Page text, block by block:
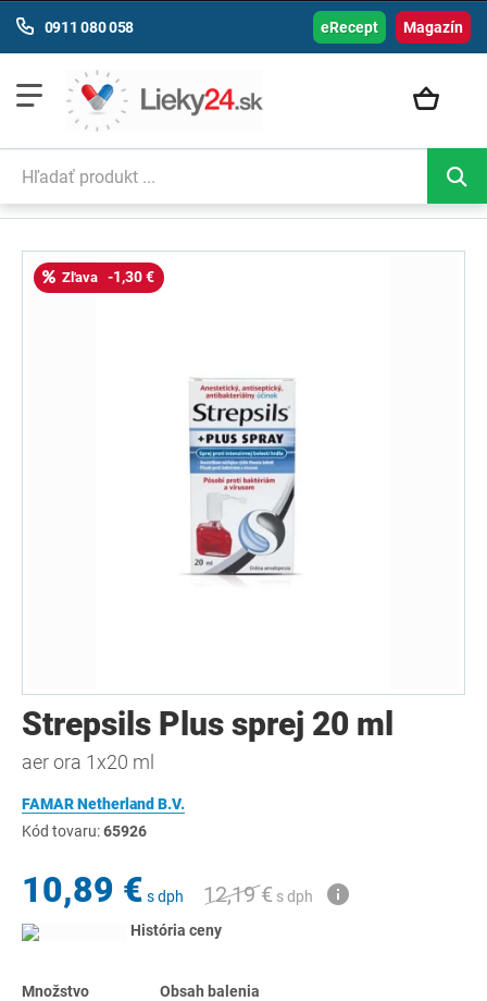
Magazín
0911 080 058 eRecept
Zľava -1,30 €
Strepsils Plus sprej 20 ml
aer ora 1x20 ml
FAMAR Netherland B.V.
Kód tovaru:65926
10,89 € s dph 12,19 € s dph
História ceny
Množstvo Obsah balenia